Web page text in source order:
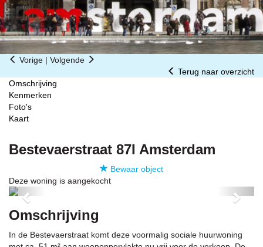
Vorige | Volgende
Terug naar overzicht
Omschrijving
Kenmerken
Foto's
Kaart
Bestevaerstraat 87I Amsterdam
Bewaar object
Deze woning is aangekocht
Previous Next
Omschrijving
In de Bestevaerstraat komt deze voormalig sociale huurwoning